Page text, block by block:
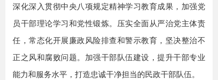
深化深入贯彻中央八项规定精神学习教育成果，加强党
员干部理论学习和党性锻炼。压实全面从严治党主体责
任，常态化开展廉政风险排查和警示教育，坚决整治不
正之风和腐败问题。加强干部队伍建设，提升干部专业
能力和服务水平，打造忠诚干净担当的民政干部队伍。